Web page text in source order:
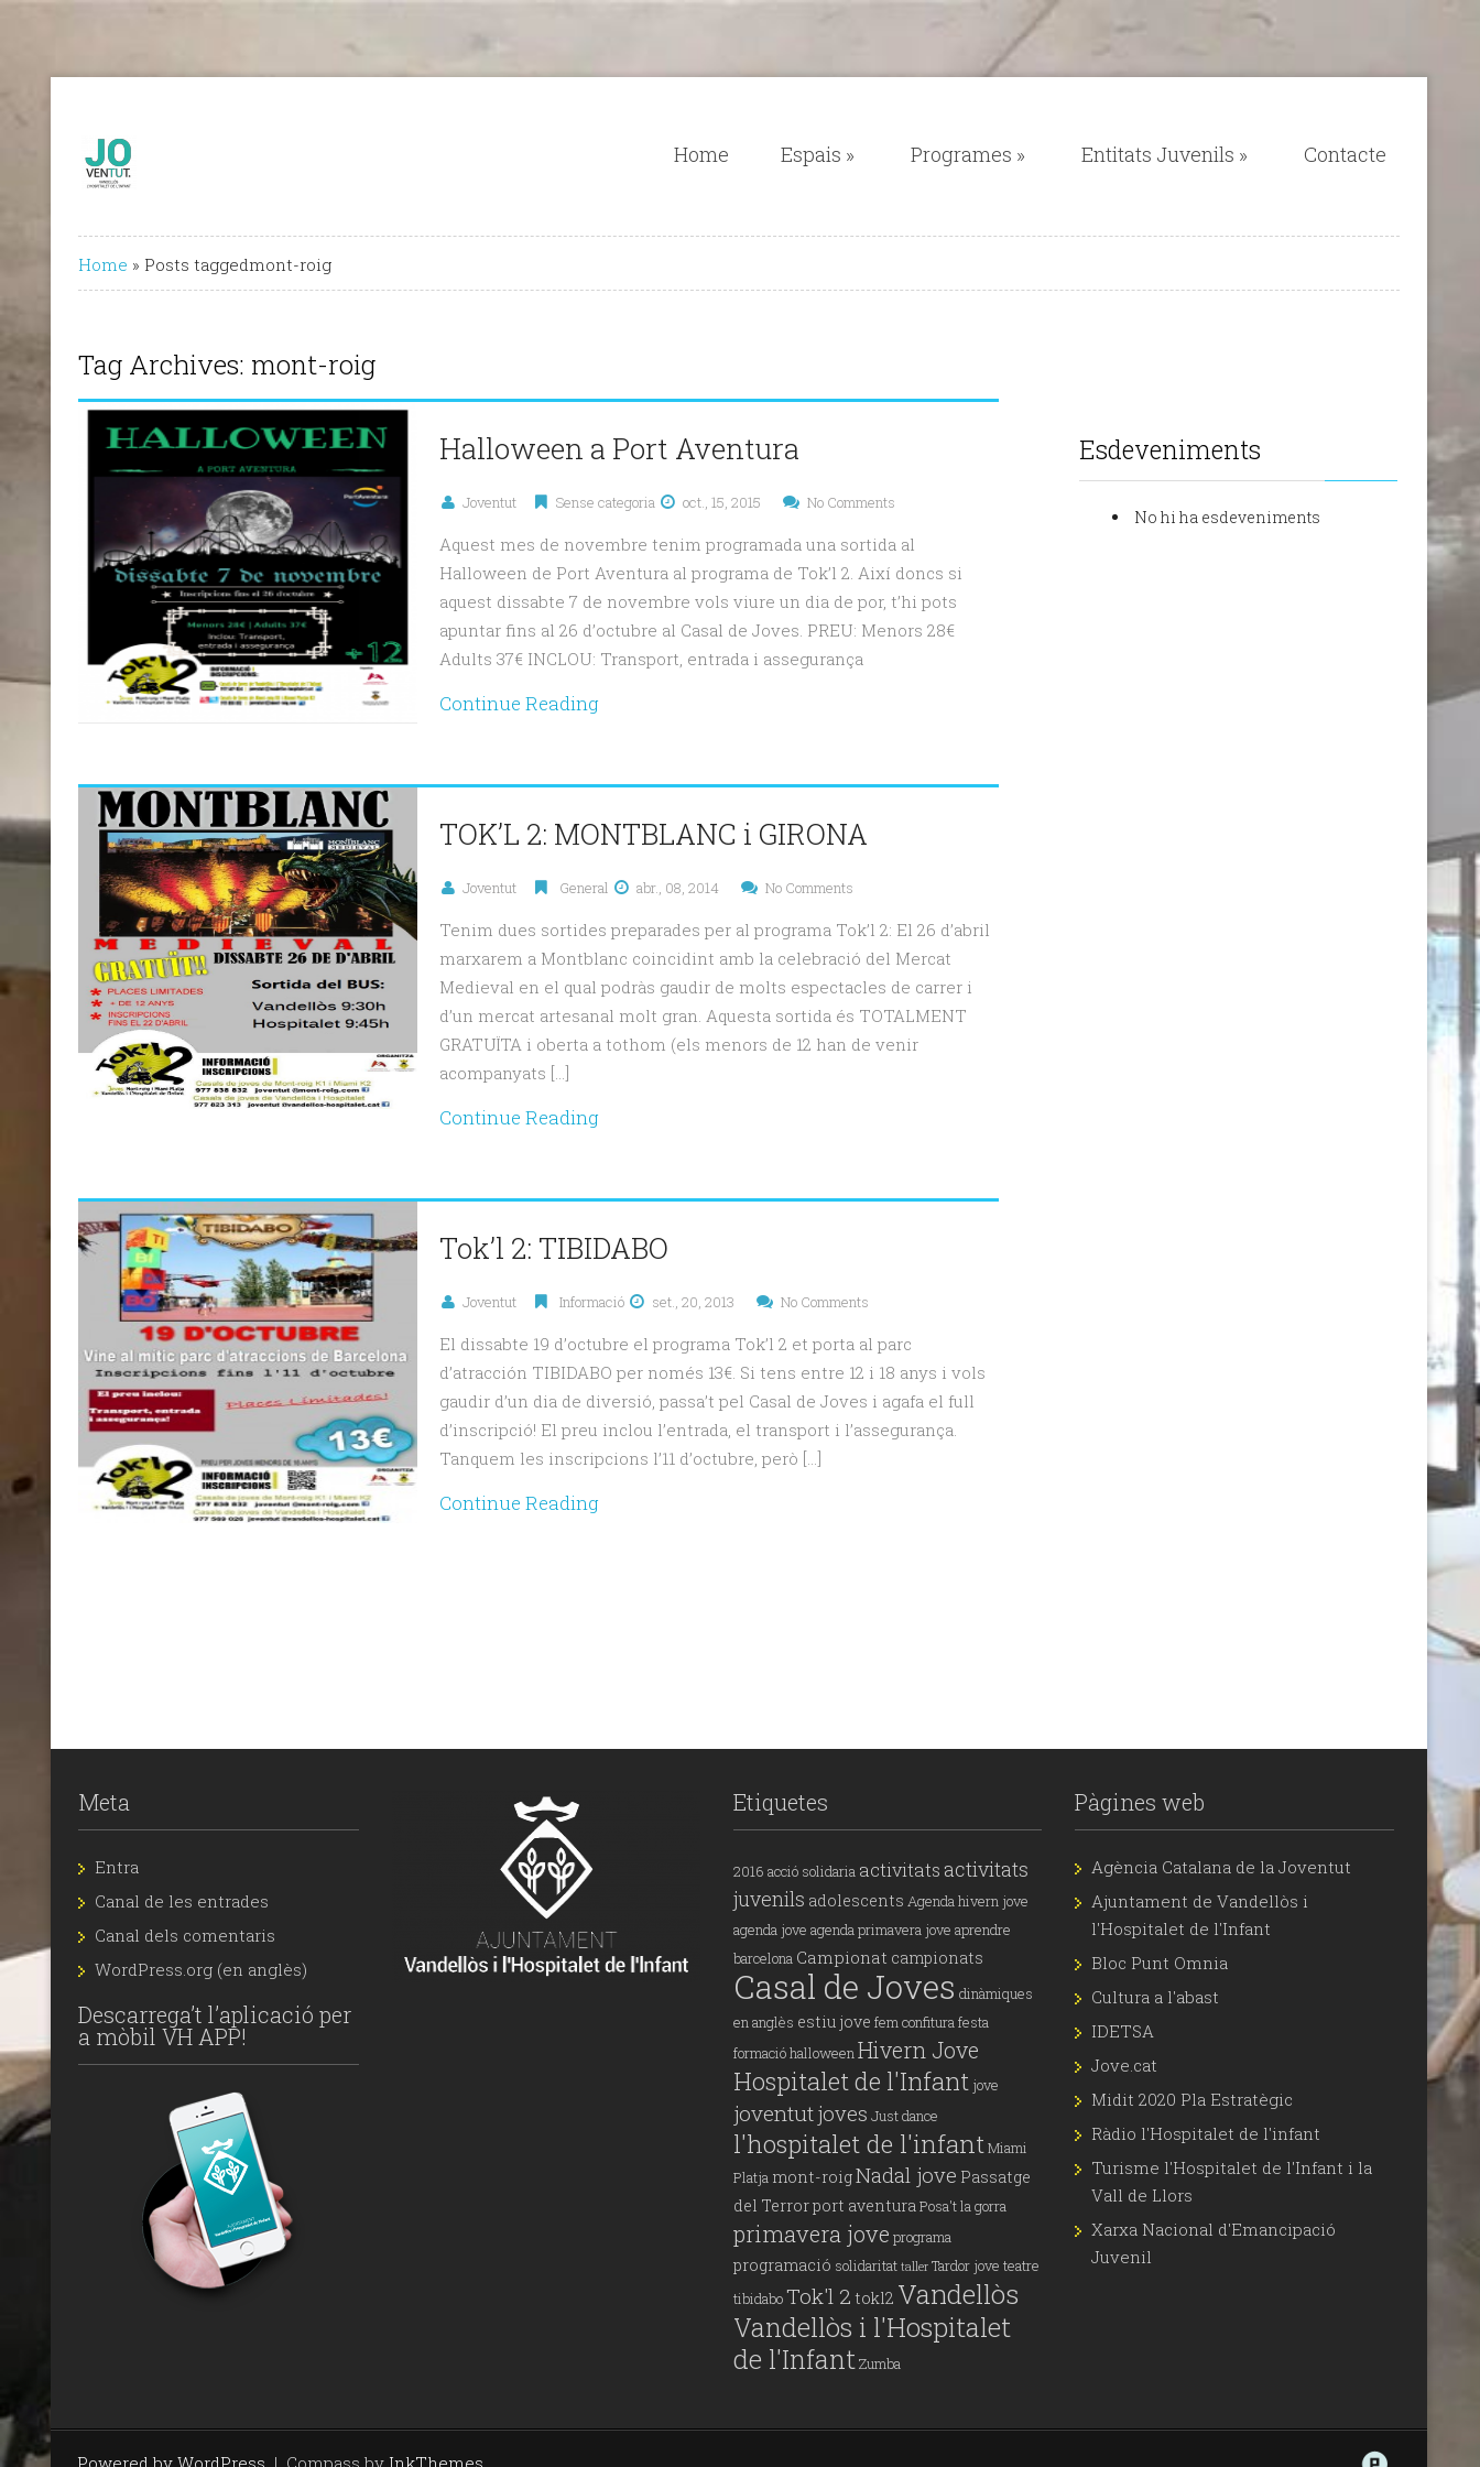
Home Espais » Programes » Entitats Juvenils » Contacte
Home » Posts taggedmont-roig
Tag Archives: mont-roig
Halloween a Port Aventura
Joventut Sense categoria oct., 15, 2015 No Comments
Aquest mes de novembre tenim programada una sortida al
Halloween de Port Aventura al programa de Tok’l 2. Així doncs si
aquest dissabte 7 de novembre vols viure un dia de por, t’hi pots
apuntar fins al 26 d’octubre al Casal de Joves. PREU: Menors 28€
Adults 37€ INCLOU: Transport, entrada i assegurança
Continue Reading
TOK’L 2: MONTBLANC i GIRONA
Joventut General abr., 08, 2014 No Comments
Tenim dues sortides preparades per al programa Tok’l 2: El 26 d’abril
marxarem a Montblanc coincidint amb la celebració del Mercat
Medieval en el qual podràs gaudir de molts espectacles de carrer i
d’un mercat artesanal molt gran. Aquesta sortida és TOTALMENT
GRATUÏTA i oberta a tothom (els menors de 12 han de venir
acompanyats […]
Continue Reading
Tok’l 2: TIBIDABO
Joventut Informació set., 20, 2013 No Comments
El dissabte 19 d’octubre el programa Tok’l 2 et porta al parc
d’atracción TIBIDABO per només 13€. Si tens entre 12 i 18 anys i vols
gaudir d’un dia de diversió, passa’t pel Casal de Joves i agafa el full
d’inscripció! El preu inclou l’entrada, el transport i l’assegurança.
Tanquem les inscripcions l’11 d’octubre, però […]
Continue Reading
Esdeveniments
No hi ha esdeveniments
Meta
Entra
Canal de les entrades
Canal dels comentaris
WordPress.org (en anglès)
Descarrega’t l’aplicació per
a mòbil VH APP!
Etiquetes
2016 acció solidaria activitats activitats
juvenils adolescents Agenda hivern jove
agenda jove agenda primavera jove aprendre
barcelona Campionat campionats
Casal de Joves dinàmiques
en anglès estiu jove fem confitura festa
formació halloween Hivern Jove
Hospitalet de l'Infant jove
joventutjoves Just dance
l'hospitalet de l'infant Miami
Platja mont-roigNadal jove Passatge
del Terrorport aventura Posa't la gorra
primavera jove programa
programació solidaritat taller Tardor jove teatre
tibidabo Tok'l 2 tokl2 Vandellòs
Vandellòs i l'Hospitalet
de l'Infant Zumba
Pàgines web
Agència Catalana de la Joventut
Ajuntament de Vandellòs i
l'Hospitalet de l'Infant
Bloc Punt Omnia
Cultura a l'abast
IDETSA
Jove.cat
Midit 2020 Pla Estratègic
Ràdio l'Hospitalet de l'infant
Turisme l'Hospitalet de l'Infant i la
Vall de Llors
Xarxa Nacional d'Emancipació
Juvenil
Powered by WordPress | Compass by InkThemes